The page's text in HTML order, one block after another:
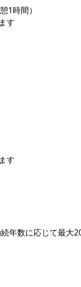
1時間）
す
す
年数に応じて最大